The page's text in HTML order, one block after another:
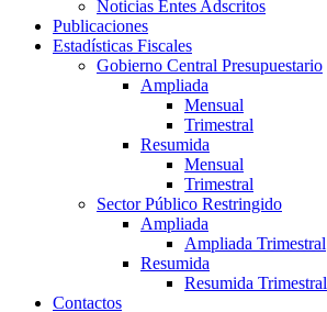
Noticias Entes Adscritos
Publicaciones
Estadísticas Fiscales
Gobierno Central Presupuestario
Ampliada
Mensual
Trimestral
Resumida
Mensual
Trimestral
Sector Público Restringido
Ampliada
Ampliada Trimestral
Resumida
Resumida Trimestral
Contactos